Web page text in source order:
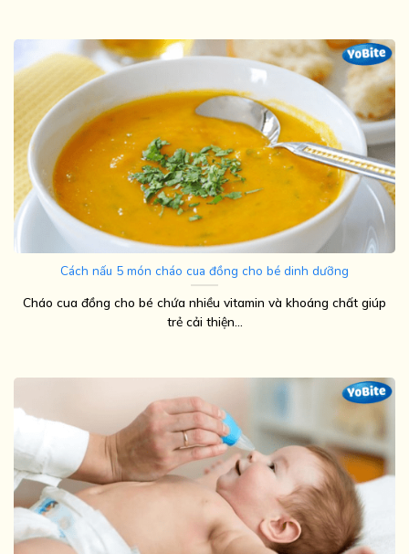
Cách nấu 5 món cháo cua đồng cho bé dinh dưỡng
Cháo cua đồng cho bé chứa nhiều vitamin và khoáng chất giúp
trẻ cải thiện...